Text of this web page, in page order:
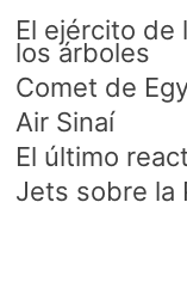
El ejército de
los árboles
Comet de
Air Sinaí
El último
Jets sobre la